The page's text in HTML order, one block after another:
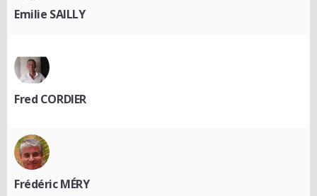
Emilie SAILLY
Fred CORDIER
Frédéric MÉRY